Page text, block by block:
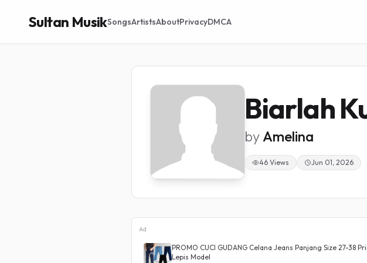
Sultan MusikSongsArtistsAboutPrivacyDMCA
Biarlah
byAmelina
46 Views Jun 01, 2026
Ad
PROMO CUCI GUDANG Celana Jeans Panjang Size 27-38
Lepis Model